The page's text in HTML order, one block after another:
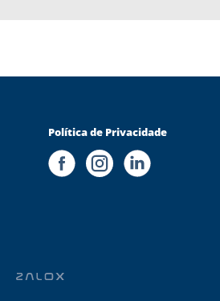
Política de Privacidade